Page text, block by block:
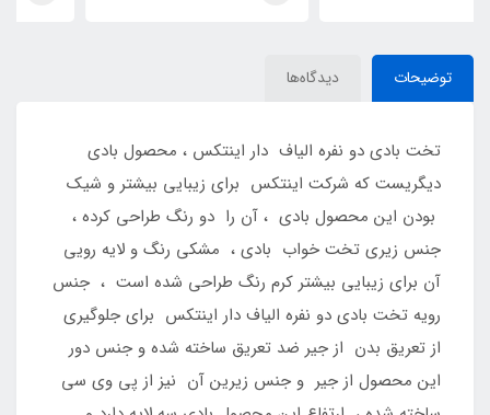
توضیحات دیدگاه‌ها
تخت بادی دو نفره الیاف دار اینتکس ، محصول بادی
دیگریست که شرکت اینتکس برای زیبایی بیشتر و شیک
بودن این محصول بادی ، آن را دو رنگ طراحی کرده ،
جنس زیری تخت خواب بادی ، مشکی رنگ و لایه رویی
آن برای زیبایی بیشتر کرم رنگ طراحی شده است ، جنس
رویه تخت بادی دو نفره الیاف دار اینتکس برای جلوگیری
از تعریق بدن از جیر ضد تعریق ساخته شده و جنس دور
این محصول از جیر و جنس زیرین آن نیز از پی وی سی